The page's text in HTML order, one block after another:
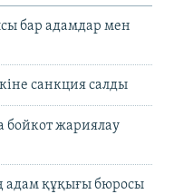
бар адамдар мен
санкция салды
бойкот жариялау
адам құқығы бюросы